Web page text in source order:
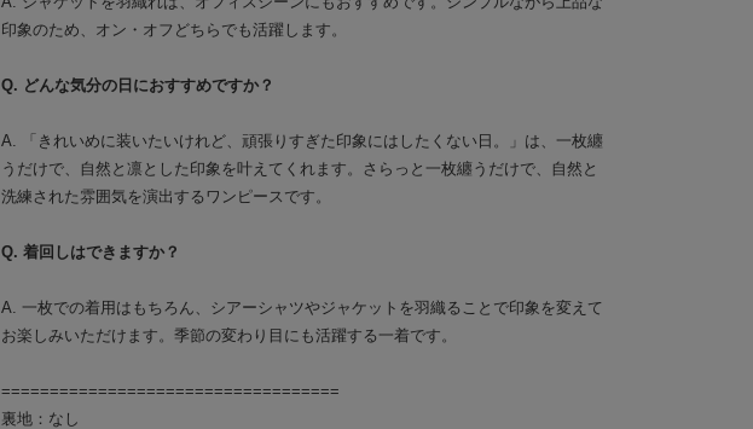
印象のため、オン・オフどちらでも活躍します。
Q. どんな気分の日におすすめですか？
A. 「きれいめに装いたいけれど、頑張りすぎた印象にはしたくない日。」は、一枚纏
うだけで、自然と凛とした印象を叶えてくれます。さらっと一枚纏うだけで、自然と
洗練された雰囲気を演出するワンピースです。
Q. 着回しはできますか？
A. 一枚での着用はもちろん、シアーシャツやジャケットを羽織ることで印象を変えて
お楽しみいただけます。季節の変わり目にも活躍する一着です。
===================================
裏地：なし